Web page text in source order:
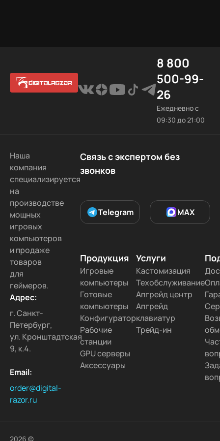
8 800
500-99-
26
Ежедневно с
09:30 до 21:00
Наша
компания
специализируется
на
производстве
мощных
игровых
компьютеров
и продаже
товаров
для
геймеров.
Адрес:
г. Санкт-
Петербург,
ул. Кронштадтская
9, к.4.
Email:
order@digital-
razor.ru
Связь с экспертом без
звонков
Telegram MAX
Продукция
Игровые
компьютеры
Готовые
компьютеры
Конфигуратор
Рабочие
станции
GPU серверы
Аксессуары
Услуги
Кастомизация
Техобслуживание
Апгрейд центр
Апгрейд
клавиатур
Трейд-ин
2026 ©